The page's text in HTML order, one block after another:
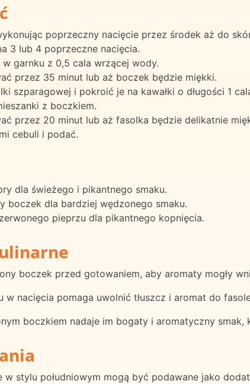
poprzeczny nacięcie przez środek aż do
3 lub 4 poprzeczne nacięcia.
garnku z 0,5 cala wrzącej wody.
przez 35 minut lub aż boczek będzie miękki.
szparagowej i pokroić je na kawałki o długości 1
z boczkiem.
przez 20 minut lub aż fasolka będzie delikatnie
cebuli i podać.
dla świeżego i pikantnego smaku.
boczek dla bardziej wędzonego smaku.
pieprzu dla pikantnego kopnięcia.
boczek przed gotowaniem, aby aromaty mogły
w nacięcia pomaga uwolnić tłuszcz i aromat do
boczkiem nadaje im bogaty i aromatyczny smak,
w stylu południowym mogą być podawane jako